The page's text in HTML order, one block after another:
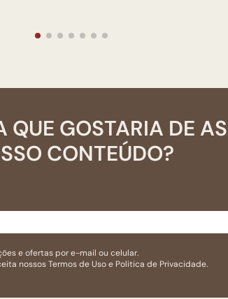
QUE GOSTARIA DE
CONTEÚDO?
e ofertas por e-mail ou celular.
nossosTermos de Usoe Politica de Privacidade.